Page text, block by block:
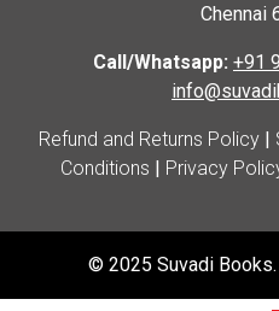
Chennai
Call/Whatsapp: +91
Refund and Returns Policy|
Conditions | Privacy
© 2025 Suvadi